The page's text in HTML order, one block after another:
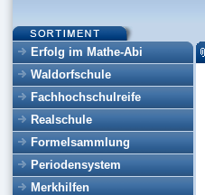
Erfolg im Mathe-Abi
Waldorfschule
Fachhochschulreife
Realschule
Formelsammlung
Periodensystem
Merkhilfen